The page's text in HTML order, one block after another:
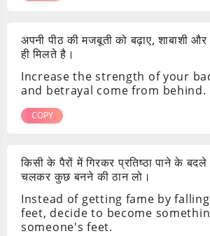
अपनी पीठ की मजबूती को बढ़ाए, शाबाशी और
ही मिलते है।
Increase the strength of your
and betrayal come from behind.
COPY
किसी के पैरों में गिरकर प्रतिष्ठा पाने के
चलकर कुछ बनने की ठान लो।
Instead of getting fame by
feet, decide to become
someone's feet.